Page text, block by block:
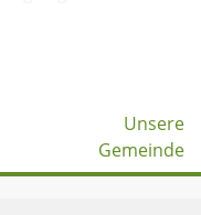
Unsere
Gemeinde